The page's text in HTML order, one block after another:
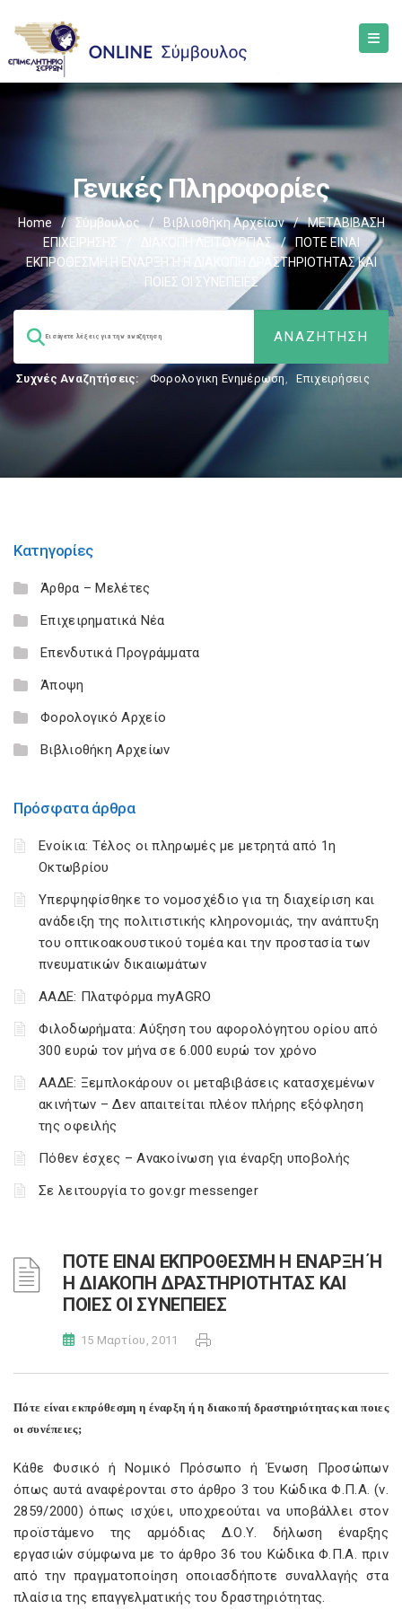
Γενικές Πληροφορίες
Home / Σύμβουλος / Βιβλιοθήκη Αρχείων /
ΜΕΤΑΒΙΒΑΣΗ
ΕΠΙΧΕIΡΗΣΗΣ
ΔΙΑΚΟΠΗ ΛΕΙΤΟΥΡΓΙΑΣ /
ΠΟΤΕ ΕΙΝΑΙ
ΕΚΠΡΟΘΕΣΜΗ Η ΕΝΑΡΞΗ Ή Η ΔΙΑΚΟΠΗ ΔΡΑΣΤΗΡΙΟΤΗΤΑΣ ΚΑΙ
ΠΟΙΕΣ ΟΙ ΣΥΝΕΠΕΙΕΣ
Συχνές Αναζητήσεις: Φορολογικη Ενημέρωση, Επιχειρήσεις
Κατηγορίες
Άρθρα – Μελέτες
Επιχειρηματικά Νέα
Επενδυτικά Προγράμματα
Άποψη
Φορολογικό Αρχείο
Βιβλιοθήκη Αρχείων
Πρόσφατα άρθρα
Ενοίκια: Τέλος οι πληρωμές με μετρητά από 1η
Οκτωβρίου
Υπερψηφίσθηκε το νομοσχέδιο για τη διαχείριση και
ανάδειξη της πολιτιστικής κληρονομιάς, την ανάπτυξη
του οπτικοακουστικού τομέα και την προστασία των
πνευματικών δικαιωμάτων
ΑΑΔΕ: Πλατφόρμα myAGRO
Φιλοδωρήματα: Αύξηση του αφορολόγητου ορίου από
300 ευρώ τον μήνα σε 6.000 ευρώ τον χρόνο
ΑΑΔΕ: Ξεμπλοκάρουν οι μεταβιβάσεις κατασχεμένων
ακινήτων – Δεν απαιτείται πλέον πλήρης εξόφληση
της οφειλής
Πόθεν έσχες – Ανακοίνωση για έναρξη υποβολής
Σε λειτουργία το gov.gr messenger
ΠΟΤΕ ΕΙΝΑΙ ΕΚΠΡΟΘΕΣΜΗ Η ΕΝΑΡΞΗ Ή
Η ΔΙΑΚΟΠΗ ΔΡΑΣΤΗΡΙΟΤΗΤΑΣ ΚΑΙ
ΠΟΙΕΣ ΟΙ ΣΥΝΕΠΕΙΕΣ
15 Μαρτίου, 2011
Πότε είναι εκπρόθεσμη η έναρξη ή η διακοπή δραστηριότητας και ποιες
οι συνέπειες;
Κάθε Φυσικό ή Νομικό Πρόσωπο ή Ένωση Προσώπων
όπως αυτά αναφέρονται στο άρθρο 3 του Κώδικα Φ.Π.Α. (ν.
2859/2000) όπως ισχύει, υποχρεούται να υποβάλλει στον
προϊστάμενο της αρμόδιας Δ.Ο.Υ. δήλωση έναρξης
εργασιών σύμφωνα με το άρθρο 36 του Κώδικα Φ.Π.Α. πριν
από την πραγματοποίηση οποιασδήποτε συναλλαγής στα
πλαίσια της επαγγελματικής του δραστηριότητας.